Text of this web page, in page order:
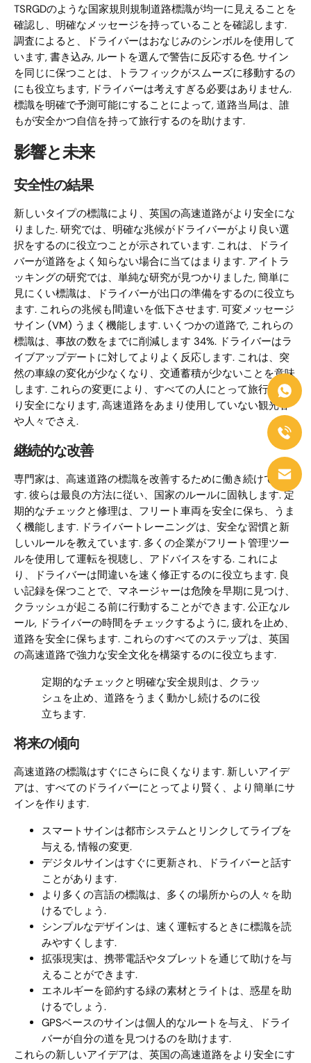
TSRGDのような国家規則規制道路標識が均一に見えることを
確認し、明確なメッセージを持っていることを確認します.
調査によると、ドライバーはおなじみのシンボルを使用して
います, 書き込み, ルートを選んで警告に反応する色. サイン
を同じに保つことは、トラフィックがスムーズに移動するの
にも役立ちます, ドライバーは考えすぎる必要はありません.
標識を明確で予測可能にすることによって, 道路当局は、誰
もが安全かつ自信を持って旅行するのを助けます.
影響と未来
安全性の結果
新しいタイプの標識により、英国の高速道路がより安全にな
りました. 研究では、明確な兆候がドライバーがより良い選
択をするのに役立つことが示されています. これは、ドライ
バーが道路をよく知らない場合に当てはまります. アイトラ
ッキングの研究では、単純な研究が見つかりました, 簡単に
見にくい標識は、ドライバーが出口の準備をするのに役立ち
ます. これらの兆候も間違いを低下させます. 可変メッセージ
サイン (VM) うまく機能します. いくつかの道路で, これらの
標識は、事故の数をまでに削減します 34%. ドライバーはラ
イブアップデートに対してよりよく反応します. これは、突
然の車線の変化が少なくなり、交通蓄積が少ないことを意味
します. これらの変更により、すべての人にとって旅行がよ
り安全になります, 高速道路をあまり使用していない観光客
や人々でさえ.
継続的な改善
専門家は、高速道路の標識を改善するために働き続けていま
す. 彼らは最良の方法に従い、国家のルールに固執します. 定
期的なチェックと修理は、フリート車両を安全に保ち、うま
く機能します. ドライバートレーニングは、安全な習慣と新
しいルールを教えています. 多くの企業がフリート管理ツー
ルを使用して運転を視聴し、アドバイスをする. これによ
り、ドライバーは間違いを速く修正するのに役立ちます. 良
い記録を保つことで、マネージャーは危険を早期に見つけ、
クラッシュが起こる前に行動することができます. 公正なル
ール, ドライバーの時間をチェックするように, 疲れを止め、
道路を安全に保ちます. これらのすべてのステップは、英国
の高速道路で強力な安全文化を構築するのに役立ちます.
定期的なチェックと明確な安全規則は、クラッ
シュを止め、道路をうまく動かし続けるのに役
立ちます.
将来の傾向
高速道路の標識はすぐにさらに良くなります. 新しいアイデ
アは、すべてのドライバーにとってより賢く、より簡単にサ
インを作ります.
スマートサインは都市システムとリンクしてライブを
与える, 情報の変更.
デジタルサインはすぐに更新され、ドライバーと話す
ことがあります.
より多くの言語の標識は、多くの場所からの人々を助
けるでしょう.
シンプルなデザインは、速く運転するときに標識を読
みやすくします.
拡張現実は、携帯電話やタブレットを通じて助けを与
えることができます.
エネルギーを節約する緑の素材とライトは、惑星を助
けるでしょう.
GPSベースのサインは個人的なルートを与え、ドライ
バーが自分の道を見つけるのを助けます.
これらの新しいアイデアは、英国の高速道路をより安全にす